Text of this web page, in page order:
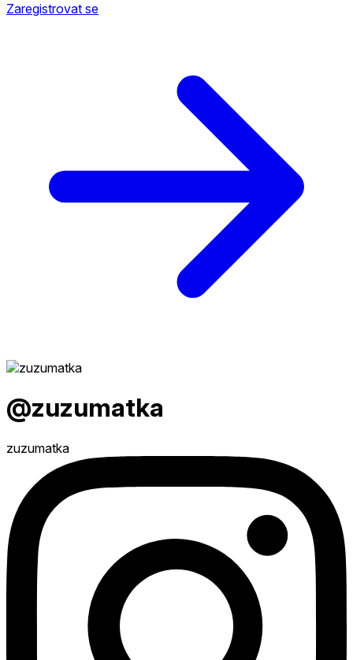
Zaregistrovat se
@zuzumatka
zuzumatka